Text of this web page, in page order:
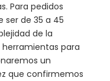
Para pedidos
ser de 35 a 45
de la
para
un
que confirmemos